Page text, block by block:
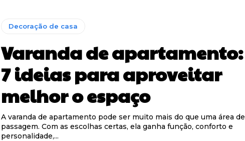
Decoração de casa
Varanda de apartamento:
7 ideias para aproveitar
melhor o espaço
A varanda de apartamento pode ser muito mais do que uma área de
passagem. Com as escolhas certas, ela ganha função, conforto e
personalidade,...